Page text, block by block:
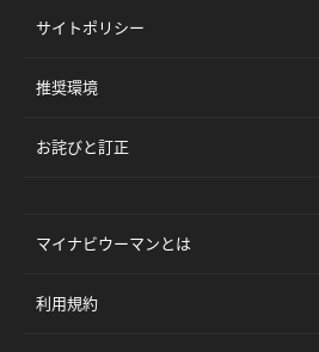
サイトポリシー
推奨環境
お詫びと訂正
マイナビウーマンとは
利用規約